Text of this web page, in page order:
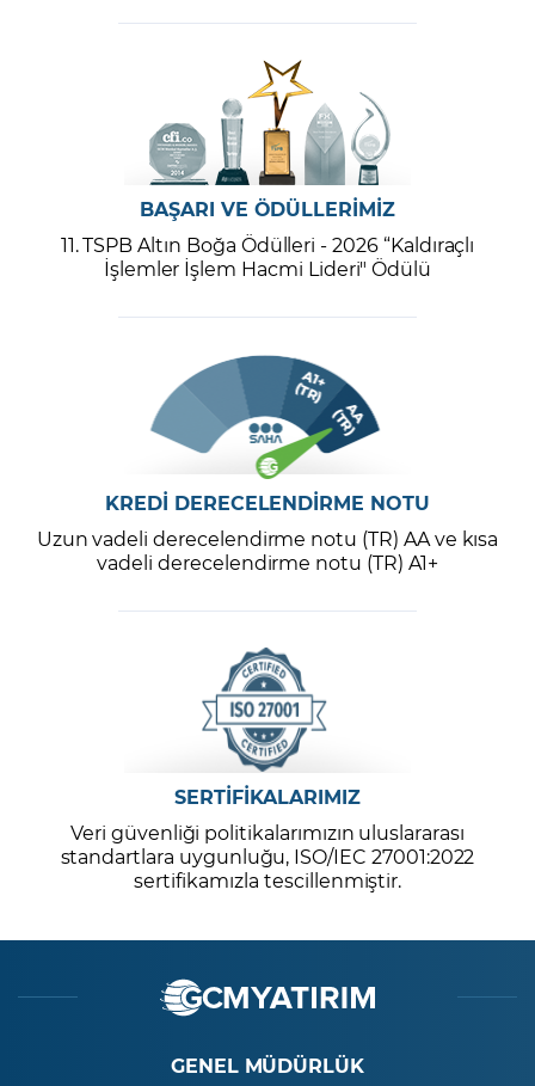
BAŞARI VE ÖDÜLLERİMİZ
11. TSPB Altın Boğa Ödülleri - 2026 “Kaldıraçlı
İşlemler İşlem Hacmi Lideri" Ödülü
KREDİ DERECELENDİRME NOTU
Uzun vadeli derecelendirme notu (TR) AA ve kısa
vadeli derecelendirme notu (TR) A1+
SERTİFİKALARIMIZ
Veri güvenliği politikalarımızın uluslararası
standartlara uygunluğu, ISO/IEC 27001:2022
sertifikamızla tescillenmiştir.
GENEL MÜDÜRLÜK